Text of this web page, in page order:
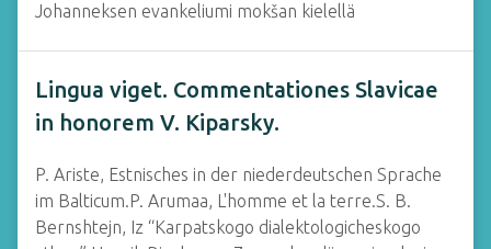
Johanneksen evankeliumi mokšan kielellä
Lingua viget. Commentationes Slavicae
in honorem V. Kiparsky.
P. Ariste, Estnisches in der niederdeutschen Sprache
im Balticum.P. Arumaa, L'homme et la terre.S. B.
Bernshtejn, Iz “Karpatskogo dialektologicheskogo